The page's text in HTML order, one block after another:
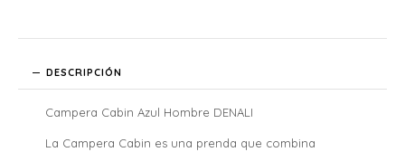
DESCRIPCIÓN
Campera Cabin Azul Hombre DENALI
La Campera Cabin es una prenda que combina